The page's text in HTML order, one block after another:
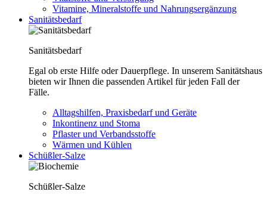
Vitamine, Mineralstoffe und Nahrungsergänzung
Sanitätsbedarf
Sanitätsbedarf
Egal ob erste Hilfe oder Dauerpflege. In unserem Sanitätshaus
bieten wir Ihnen die passenden Artikel für jeden Fall der
Fälle.
Alltagshilfen, Praxisbedarf und Geräte
Inkontinenz und Stoma
Pflaster und Verbandsstoffe
Wärmen und Kühlen
Schüßler-Salze
Schüßler-Salze